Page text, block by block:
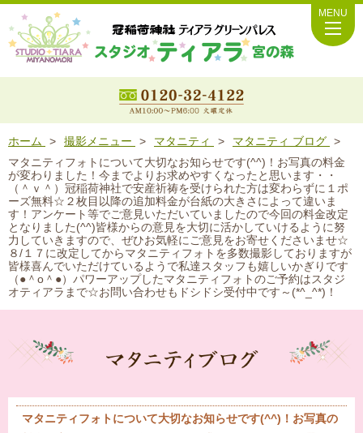
MENU
ホーム 撮影メニュー マタニティ
マタニティ ブログ
マタニティフォトについて大切なお知らせです(^^)！お写真の料金
が変わりました！今までよりお求めやすくなったと思います・・
（＾ｖ＾）冠稲荷神社で安産祈祷を受けられた方は変わらずに１ポ
ーズ無料☆２枚目以降の追加料金が台紙の大きさによって違いま
す！アンケート等でご意見いただいていましたので今回の料金改定
となりました(^^)皆様からの意見を大切に活かしていけるように努
力していきますので、ぜひお気軽にご意見をお寄せくださいませ☆
８/１７に改定してからマタニティフォトを多数撮影しておりますが
皆様喜んでいただけているようで私達スタッフも嬉しいかぎりです
（●＾o＾●）パワーアップしたマタニティフォトのご予約はスタジ
オティアラまで☆お問い合わせもドシドシ受付中です～(*^_^*)！
マタニティフォトについて大切なお知らせです(^^)！お写真の